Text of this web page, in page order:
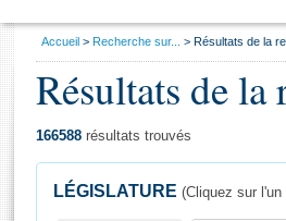
Général
Vous
Accueil Recherche sur... Résultats de la
Résultats de la
166588 résultats trouvés
LÉGISLATURE (Cliquez sur